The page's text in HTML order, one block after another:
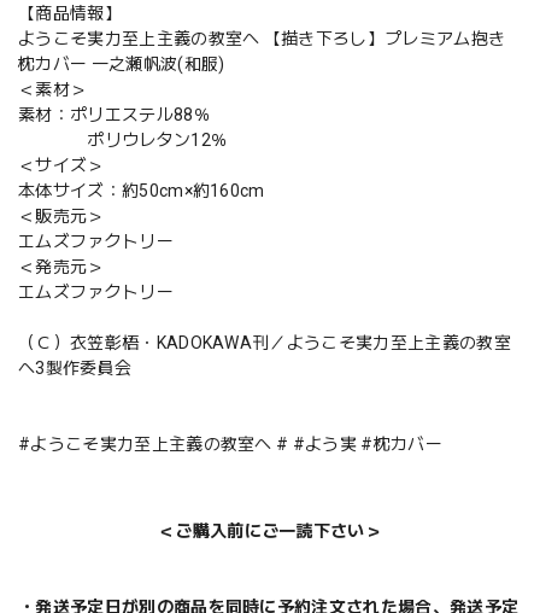
【商品情報】
ようこそ実力至上主義の教室へ 【描き下ろし】プレミアム抱き
枕カバー 一之瀬帆波(和服)
＜素材＞
素材：ポリエステル88％
ポリウレタン12％
＜サイズ＞
本体サイズ：約50cm×約160cm
＜販売元＞
エムズファクトリー
＜発売元＞
エムズファクトリー
（Ｃ）衣笠彰梧・KADOKAWA刊／ようこそ実力至上主義の教室
へ3製作委員会
#ようこそ実力至上主義の教室へ # #よう実 #枕カバー
＜ご購入前にご一読下さい＞
・発送予定日が別の商品を同時に予約注文された場合、発送予定